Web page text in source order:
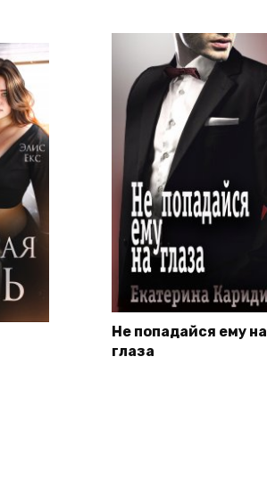
Не попадайся ему на
глаза